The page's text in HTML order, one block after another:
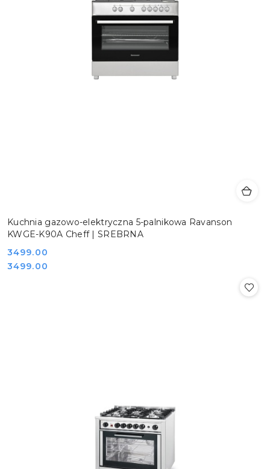
Kuchnia gazowo-elektryczna 5-palnikowa Ravanson
KWGE-K90A Cheff | SREBRNA
Cena:
3499.00
Cena:
3499.00